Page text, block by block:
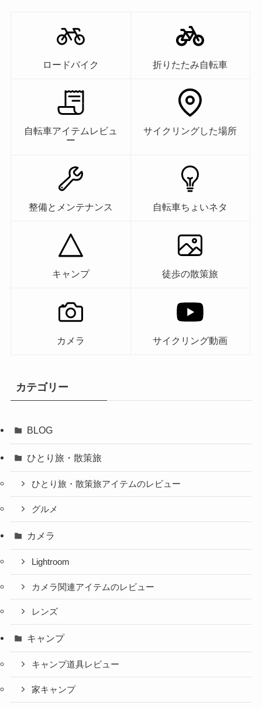
ロードバイク 折りたたみ自転車
自転車アイテムレビュ
ー
サイクリングした場所
整備とメンテナンス 自転車ちょいネタ
キャンプ 徒歩の散策旅
カメラ サイクリング動画
カテゴリー
BLOG
ひとり旅・散策旅
ひとり旅・散策旅アイテムのレビュー
グルメ
カメラ
Lightroom
カメラ関連アイテムのレビュー
レンズ
キャンプ
キャンプ道具レビュー
家キャンプ